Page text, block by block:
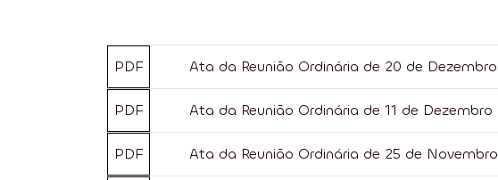
PDF Ata da Reunião Ordinária de 20 de Dezembro
PDF Ata da Reunião Ordinária de 11 de Dezembro
PDF Ata da Reunião Ordinária de 25 de Novembro